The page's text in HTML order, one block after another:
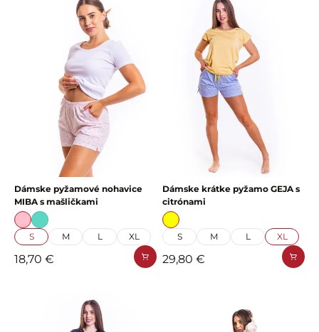
Dámske pyžamové nohavice
MIBA s mašličkami
S M L XL
18,70 €
Dámske krátke pyžamo GEJA s
citrónami
S M L XL
29,80 €